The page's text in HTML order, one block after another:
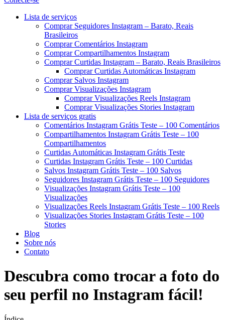
Menu
Lista de serviços
Comprar Seguidores Instagram – Barato, Reais
Brasileiros
Comprar Comentários Instagram
Comprar Compartilhamentos Instagram
Comprar Curtidas Instagram – Barato, Reais Brasileiros
Comprar Curtidas Automáticas Instagram
Comprar Salvos Instagram
Comprar Visualizações Instagram
Comprar Visualizações Reels Instagram
Comprar Visualizações Stories Instagram
Lista de serviços gratis
Comentários Instagram Grátis Teste – 100 Comentários
Compartilhamentos Instagram Grátis Teste – 100
Compartilhamentos
Curtidas Automáticas Instagram Grátis Teste
Curtidas Instagram Grátis Teste – 100 Curtidas
Salvos Instagram Grátis Teste – 100 Salvos
Seguidores Instagram Grátis Teste – 100 Seguidores
Visualizações Instagram Grátis Teste – 100
Visualizações
Visualizações Reels Instagram Grátis Teste – 100 Reels
Visualizações Stories Instagram Grátis Teste – 100
Stories
Blog
Sobre nós
Contato
Descubra como trocar a foto do
seu perfil no Instagram fácil!